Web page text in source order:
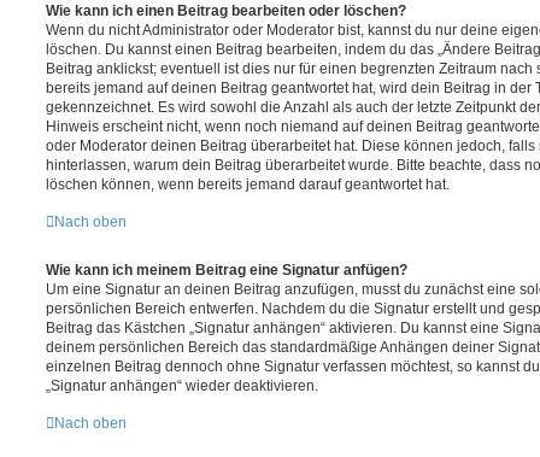
Wie kann ich einen Beitrag bearbeiten oder löschen?
Wenn du nicht Administrator oder Moderator bist, kannst du nur deine
löschen. Du kannst einen Beitrag bearbeiten, indem du das „Ändere
Beitrag anklickst; eventuell ist dies nur für einen begrenzten Zeitraum
bereits jemand auf deinen Beitrag geantwortet hat, wird dein Beitrag in der
gekennzeichnet. Es wird sowohl die Anzahl als auch der letzte Zeitpunkt
Hinweis erscheint nicht, wenn noch niemand auf deinen Beitrag
oder Moderator deinen Beitrag überarbeitet hat. Diese können jedoch,
hinterlassen, warum dein Beitrag überarbeitet wurde. Bitte beachte, dass
löschen können, wenn bereits jemand darauf geantwortet hat.
Nach oben
Wie kann ich meinem Beitrag eine Signatur anfügen?
Um eine Signatur an deinen Beitrag anzufügen, musst du zunächst eine
persönlichen Bereich entwerfen. Nachdem du die Signatur erstellt und
Beitrag das Kästchen „Signatur anhängen“ aktivieren. Du kannst eine
deinem persönlichen Bereich das standardmäßige Anhängen deiner
einzelnen Beitrag dennoch ohne Signatur verfassen möchtest, so kannst
„Signatur anhängen“ wieder deaktivieren.
Nach oben